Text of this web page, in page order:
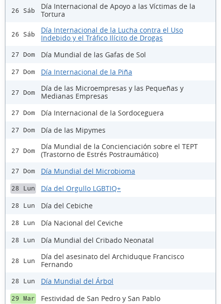
26 Sáb
Día Internacional de Apoyo a las Víctimas de la
Tortura
26 Sáb
Día Internacional de la Lucha contra el Uso
Indebido y el Tráfico Ilícito de Drogas
27 Dom Día Mundial de las Gafas de Sol
27 Dom Día Internacional de la Piña
27 Dom
Día de las Microempresas y las Pequeñas y
Medianas Empresas
27 Dom Día Internacional de la Sordoceguera
27 Dom Día de las Mipymes
27 Dom
Día Mundial de la Concienciación sobre el TEPT
(Trastorno de Estrés Postraumático)
27 Dom Día Mundial del Microbioma
28 Lun Día del Orgullo LGBTIQ+
28 Lun Día del Cebiche
28 Lun Día Nacional del Ceviche
28 Lun Día Mundial del Cribado Neonatal
28 Lun
Día del asesinato del Archiduque Francisco
Fernando
28 Lun Día Mundial del Árbol
29 Mar Festividad de San Pedro y San Pablo